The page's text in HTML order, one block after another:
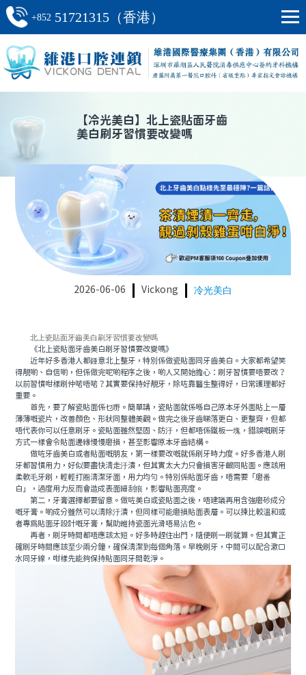
+852 51721315（香港）
【冷光美白】 北上瓷貼面牙齒
美白刷牙習慣要改變嗎
2026-06-06 Vickong 冷光美白
北上瓷貼面牙齒美白刷牙習慣要改變嗎
《北上瓷貼面牙齒美白刷牙習慣要改變嗎》
近年好多香港人都鍾意北上整牙，特別係做瓷貼面同牙齒美白。大家都希望笑
得靚啲、自信啲，但係做完呢啲程序之後，啲人又開始擔心：刷牙習慣要唔要改？
以前習慣咁樣刷仲啱唔啱？其實要保持好靚牙，除咗靠醫生整得好，日常護理都好
重要。
首先，要了解瓷貼面係乜嘢。簡單講，瓷貼面就係喺自己原本牙外面貼上一層
薄薄嘅瓷片，改善顏色、形狀同整體美觀。做完之後牙齒睇落更白、更整齊，但都
唔代表你可以任意刷牙。瓷貼面雖然堅固、防汙，但都唔係鐵板一塊，錯誤嘅刷牙
方式一樣會令貼面邊緣慢慢磨損，甚至影響原本牙齒結構。
做咗牙齒美白或者貼面嘅朋友，第一樣要改嘅就係刷牙時力度。好多香港人刷
牙都習慣用力，好似要盡快清走汙漬，但其實太大力只會損害牙齦同貼面。應該用
柔軟毛牙刷，輕輕打圈清潔牙面，用力均勻。特別係貼面牙齒，唔需要「磨番
白」，過度用力反而會造成表面細刮痕，影響貼面亮度。
第二，牙膏選擇都要留意。做咗美白或瓷貼面之後，唔建議再用含強磨砂成分
嘅牙膏。啲成分雖然可以清除汙漬，但同樣可能磨損貼面表層。可以揀比較溫和或
者專為貼面牙設計嘅牙膏，幫助維持瓷面光滑唔易沾色。
再者，刷牙時間都唔應該太短。好多時趕住出門，隨便刷一刷就算。但其實正
確刷牙時間應該至少兩分鐘，確保清潔到每個角落。早晚刷牙，中間可以配合漱口
水同牙線，咁樣先能夠保持貼面同牙間乾淨。